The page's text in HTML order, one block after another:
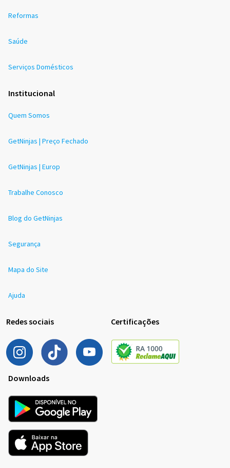
Reformas
Saúde
Serviços Domésticos
Institucional
Quem Somos
GetNinjas | Preço Fechado
GetNinjas | Europ
Trabalhe Conosco
Blog do GetNinjas
Segurança
Mapa do Site
Ajuda
Redes sociais Certificações
Downloads